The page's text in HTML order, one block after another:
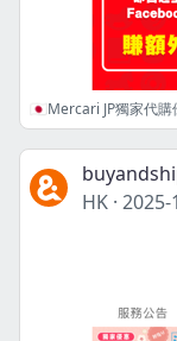
🇯🇵Mercari JP獨家代
HK · 2025-